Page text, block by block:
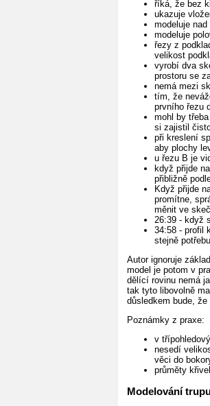
říká, že bez
ukazuje
modeluje
modeluje
řezy z
velikost
vyrobí dva
prostoru se
nemá mezi
tím, že
prvního řezu
mohl by
si zajistil
při kreslení
aby plochy
u řezu B je
když přijde
přibližně
Když přijde
promítne,
měnit ve
26:39 - když
34:58 - profil
stejně
Autor ignoruje
model je potom v
dělící rovinu nemá
tak tyto libovolně
důsledkem bude,
Poznámky z praxe:
v
nesedí
věci do
průměty
Modelování